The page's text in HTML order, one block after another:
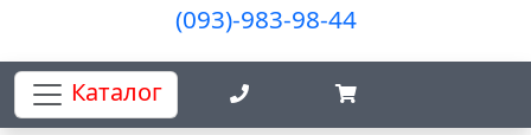
(093)-983-98-44
Каталог